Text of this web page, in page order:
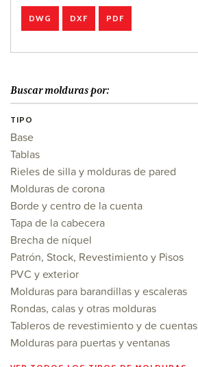
DWG DXF PDF
Buscar molduras por:
TIPO
Base
Tablas
Rieles de silla y molduras de pared
Molduras de corona
Borde y centro de la cuenta
Tapa de la cabecera
Brecha de níquel
Patrón, Stock, Revestimiento y Pisos
PVC y exterior
Molduras para barandillas y escaleras
Rondas, calas y otras molduras
Tableros de revestimiento y de cuentas
Molduras para puertas y ventanas